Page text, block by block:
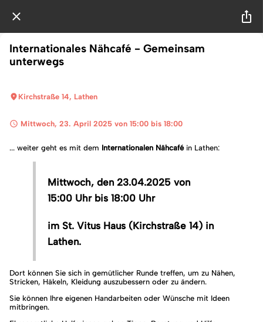
Internationales Nähcafé - Gemeinsam
unterwegs
Kirchstraße 14, Lathen
Mittwoch, 23. April 2025 von 15:00 bis 18:00
... weiter geht es mit dem Internationalen Nähcafé in Lathen:
Mittwoch, den 23.04.2025 von
15:00 Uhr bis 18:00 Uhr
im St. Vitus Haus (Kirchstraße 14) in
Lathen.
Dort können Sie sich in gemütlicher Runde treffen, um zu Nähen,
Stricken, Häkeln, Kleidung auszubessern oder zu ändern.
Sie können Ihre eigenen Handarbeiten oder Wünsche mit Ideen
mitbringen.